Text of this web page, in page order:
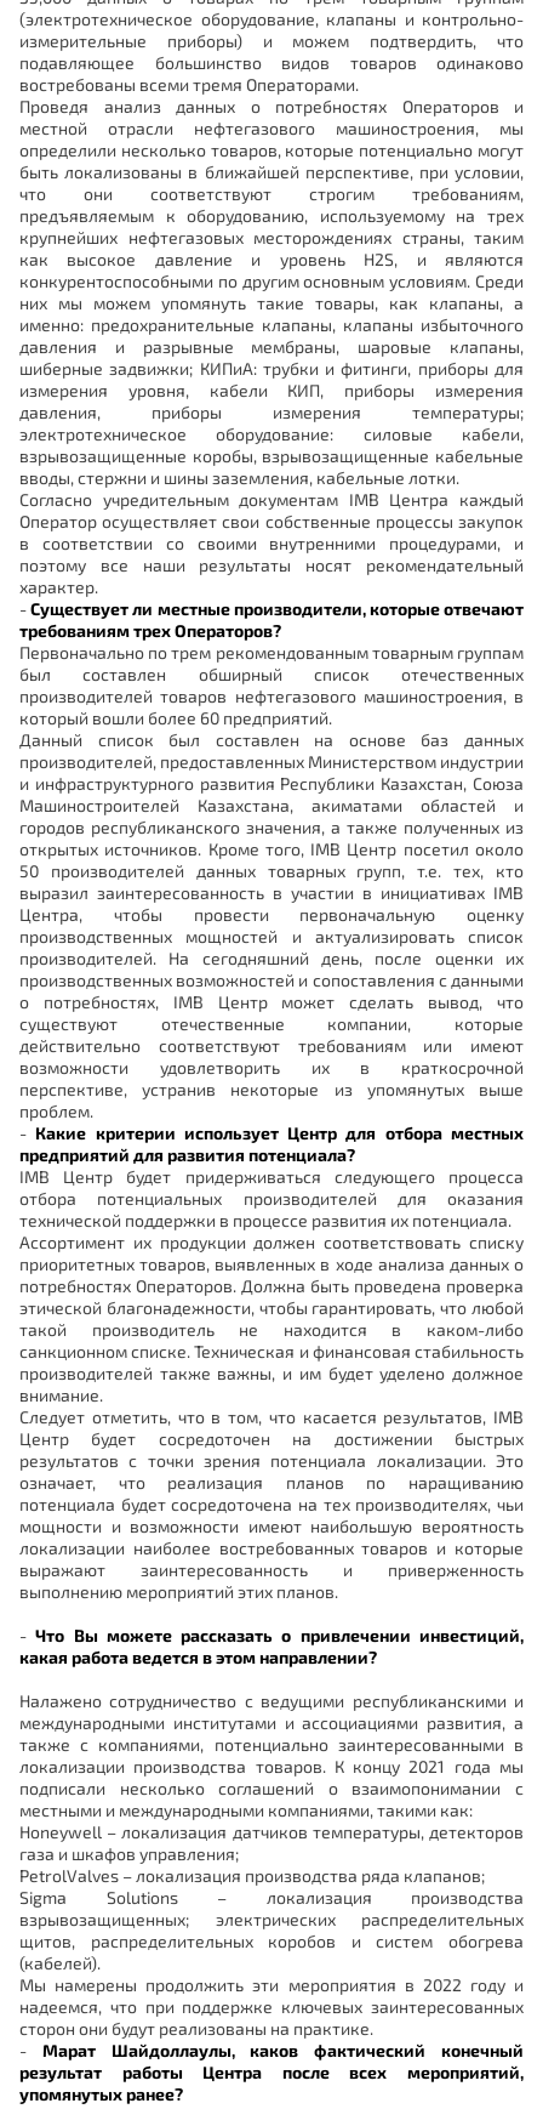
(электротехническое оборудование, клапаны и контрольно-
измерительные приборы) и можем подтвердить, что
подавляющее большинство видов товаров одинаково
востребованы всеми тремя Операторами.
Проведя анализ данных о потребностях Операторов и
местной отрасли нефтегазового машиностроения, мы
определили несколько товаров, которые потенциально могут
быть локализованы в ближайшей перспективе, при условии,
что они соответствуют строгим требованиям,
предъявляемым к оборудованию, используемому на трех
крупнейших нефтегазовых месторождениях страны, таким
как высокое давление и уровень H2S, и являются
конкурентоспособными по другим основным условиям. Среди
них мы можем упомянуть такие товары, как клапаны, а
именно: предохранительные клапаны, клапаны избыточного
давления и разрывные мембраны, шаровые клапаны,
шиберные задвижки; КИПиА: трубки и фитинги, приборы для
измерения уровня, кабели КИП, приборы измерения
давления, приборы измерения температуры;
электротехническое оборудование: силовые кабели,
взрывозащищенные коробы, взрывозащищенные кабельные
вводы, стержни и шины заземления, кабельные лотки.
Согласно учредительным документам IMB Центра каждый
Оператор осуществляет свои собственные процессы закупок
в соответствии со своими внутренними процедурами, и
поэтому все наши результаты носят рекомендательный
характер.
-Существует ли местные производители, которые отвечают
требованиям трех Операторов?
Первоначально по трем рекомендованным товарным группам
был составлен обширный список отечественных
производителей товаров нефтегазового машиностроения, в
который вошли более 60 предприятий.
Данный список был составлен на основе баз данных
производителей, предоставленных Министерством индустрии
и инфраструктурного развития Республики Казахстан, Союза
Машиностроителей Казахстана, акиматами областей и
городов республиканского значения, а также полученных из
открытых источников. Кроме того, IMB Центр посетил около
50 производителей данных товарных групп, т.е. тех, кто
выразил заинтересованность в участии в инициативах IMB
Центра, чтобы провести первоначальную оценку
производственных мощностей и актуализировать список
производителей. На сегодняшний день, после оценки их
производственных возможностей и сопоставления с данными
о потребностях, IMB Центр может сделать вывод, что
существуют отечественные компании, которые
действительно соответствуют требованиям или имеют
возможности удовлетворить их в краткосрочной
перспективе, устранив некоторые из упомянутых выше
проблем.
- Какие критерии использует Центр для отбора местных
предприятий для развития потенциала?
IMB Центр будет придерживаться следующего процесса
отбора потенциальных производителей для оказания
технической поддержки в процессе развития их потенциала.
Ассортимент их продукции должен соответствовать списку
приоритетных товаров, выявленных в ходе анализа данных о
потребностях Операторов. Должна быть проведена проверка
этической благонадежности, чтобы гарантировать, что любой
такой производитель не находится в каком-либо
санкционном списке. Техническая и финансовая стабильность
производителей также важны, и им будет уделено должное
внимание.
Следует отметить, что в том, что касается результатов, IMB
Центр будет сосредоточен на достижении быстрых
результатов с точки зрения потенциала локализации. Это
означает, что реализация планов по наращиванию
потенциала будет сосредоточена на тех производителях, чьи
мощности и возможности имеют наибольшую вероятность
локализации наиболее востребованных товаров и которые
выражают заинтересованность и приверженность
выполнению мероприятий этих планов.
-Что Вы можете рассказать о привлечении инвестиций,
какая работа ведется в этом направлении?
Налажено сотрудничество с ведущими республиканскими и
международными институтами и ассоциациями развития, а
также с компаниями, потенциально заинтересованными в
локализации производства товаров. К концу 2021 года мы
подписали несколько соглашений о взаимопонимании с
местными и международными компаниями, такими как:
Honeywell – локализация датчиков температуры, детекторов
газа и шкафов управления;
PetrolValves – локализация производства ряда клапанов;
Sigma Solutions – локализация производства
взрывозащищенных; электрических распределительных
щитов, распределительных коробов и систем обогрева
(кабелей).
Мы намерены продолжить эти мероприятия в 2022 году и
надеемся, что при поддержке ключевых заинтересованных
сторон они будут реализованы на практике.
- Марат Шайдоллаулы, каков фактический конечный
результат работы Центра после всех мероприятий,
упомянутых ранее?